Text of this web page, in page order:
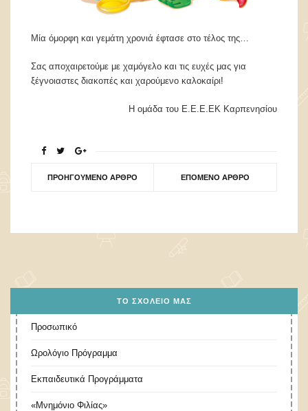
Mία όμορφη και γεμάτη χρονιά έφτασε στο τέλος της…
Σας αποχαιρετούμε με χαμόγελο και τις ευχές μας για
ξέγνοιαστες διακοπές και χαρούμενο καλοκαίρι!
Η ομάδα του Ε.Ε.Ε.ΕΚ Καρπενησίου
ΠΡΟΗΓΟΎΜΕΝΟ ΆΡΘΡΟ ΕΠΌΜΕΝΟ ΆΡΘΡΟ
ΤΟ ΣΧΟΛΕΊΟ ΜΑΣ
Προσωπικό
Ωρολόγιο Πρόγραμμα
Εκπαιδευτικά Προγράμματα
«Μνημόνιο Φιλίας»